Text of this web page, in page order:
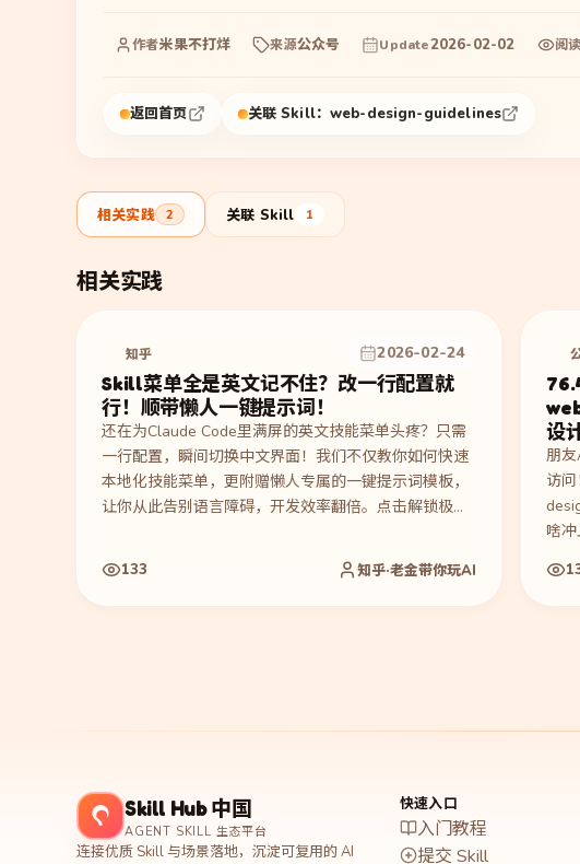
作者米果不打烊 来源公众号 Update2026-02-02 阅读
返回首页 关联 Skill： web-design-guidelines
相关实践 2 关联 Skill 1
相关实践
知乎 2026-02-24
Skill菜单全是英文记不住？改一行配置就
行！顺带懒人一键提示词！
还在为Claude Code里满屏的英文技能菜单头疼？只需
一行配置，瞬间切换中文界面！我们不仅教你如何快速
本地化技能菜单，更附赠懒人专属的一键提示词模板，
让你从此告别语言障碍，开发效率翻倍。点击解锁极简
133 知乎·老金带你玩AI
设
朋
访
啥
持
在
级
Skill Hub 中国
AGENT SKILL 生态平台
连接优质 Skill 与场景落地，沉淀可复用的 AI
快速入口
入门教程
提交 Skill